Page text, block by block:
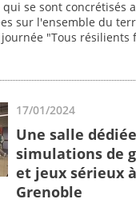
se sont concrétisés
sur l'ensemble du
"Tous résilients
17/01/2024
Une salle
simulations de
et jeux sérieux
Grenoble